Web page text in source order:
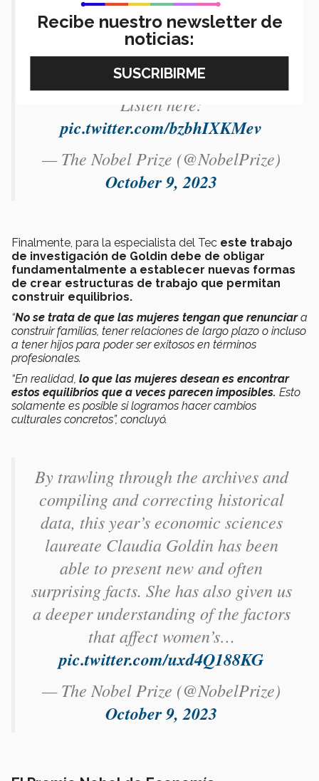
We spoke to Claudia Goldin after she
received the news about her 2023
prize in economic sciences.
Listen here:
pic.twitter.com/bzbhIXKMev
— The Nobel Prize (@NobelPrize)
October 9, 2023
Finalmente, para la especialista del Tec este trabajo
de investigación de Goldin debe de obligar
fundamentalmente a establecer nuevas formas
de crear estructuras de trabajo que permitan
construir equilibrios.
“No se trata de que las mujeres tengan que renunciara
construir familias, tener relaciones de largo plazo o incluso
a tener hijos para poder ser exitosos en términos
profesionales.
“En realidad, lo que las mujeres desean es encontrar
estos equilibrios que a veces parecen imposibles. Esto
solamente es posible si logramos hacer cambios
culturales concretos”, concluyó.
By trawling through the archives and
compiling and correcting historical
data, this year’s economic sciences
laureate Claudia Goldin has been
able to present new and often
surprising facts. She has also given us
a deeper understanding of the factors
that affect women’s…
pic.twitter.com/uxd4Q188KG
— The Nobel Prize (@NobelPrize)
October 9, 2023
Recibe nuestro newsletter de
noticias: